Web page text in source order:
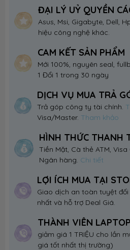
ĐẠI LÝ UỶ QUYỀN
Asus, Msi, Gigabyte, Dell,
hiệu công nghệ khác.
CAM KẾT SẢN PHẨM
Mới 100%, nguyên seal,
1 Đổi 1 trong 30 ngày
DỊCH VỤ MUA TRẢ
Trả góp công ty tài chính.
Visa/Master. Tham khảo
HÌNH THỨC THANH
Tiền Mặt, Cà thẻ ATM,
Ngân hàng. Chi tiết
LỢI ÍCH MUA TẠI
Giao dịch an toàn tuyệt
nhất và hỗ trợ Deal Giá.
THÀNH VIÊN
giảm giá 1 TRIỆU cho lần
giá tốt nhất thị trường)